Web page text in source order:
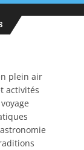
plein air
activités